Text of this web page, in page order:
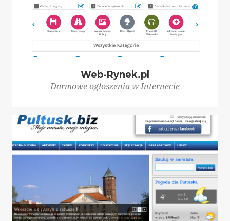
Web-Rynek.pl
Darmowe ogłoszenia w Internecie